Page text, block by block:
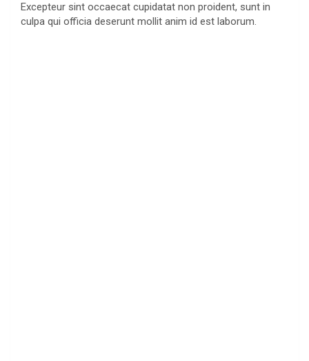
a
m
o
k
e
s
p
p
Excepteur sint occaecat cupidatat non proident, sunt in
culpa qui officia deserunt mollit anim id est laborum.